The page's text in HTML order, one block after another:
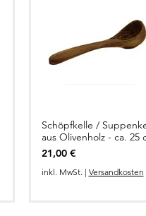
Schnellansicht
Schöpfkelle /
aus Olivenholz - ca. 25
Preis
21,00 €
inkl. MwSt. | Versandkosten